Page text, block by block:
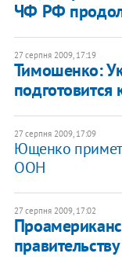
ЧФ РФ
27 серпня 2009, 17:19
Тимошенко:
27 серпня 2009, 17:09
Ющенко примет
ООН
27 серпня 2009, 17:02